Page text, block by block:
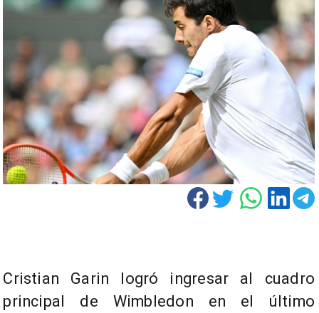
Cristian Garin logró ingresar al cuadro
principal de Wimbledon en el último